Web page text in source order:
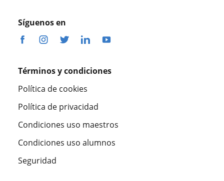
Síguenos en
Términos y condiciones
Política de cookies
Política de privacidad
Condiciones uso maestros
Condiciones uso alumnos
Seguridad